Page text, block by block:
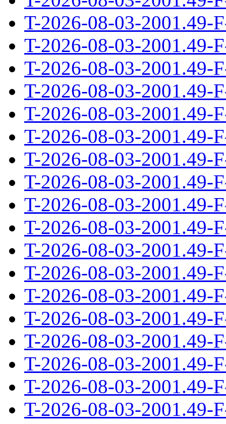
T-2026-08-03-2001.49-
T-2026-08-03-2001.49-
T-2026-08-03-2001.49-
T-2026-08-03-2001.49-
T-2026-08-03-2001.49-
T-2026-08-03-2001.49-
T-2026-08-03-2001.49-
T-2026-08-03-2001.49-
T-2026-08-03-2001.49-
T-2026-08-03-2001.49-
T-2026-08-03-2001.49-
T-2026-08-03-2001.49-
T-2026-08-03-2001.49-
T-2026-08-03-2001.49-
T-2026-08-03-2001.49-
T-2026-08-03-2001.49-
T-2026-08-03-2001.49-
T-2026-08-03-2001.49-